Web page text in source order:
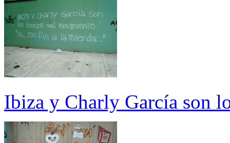
Ibiza y Charly García son